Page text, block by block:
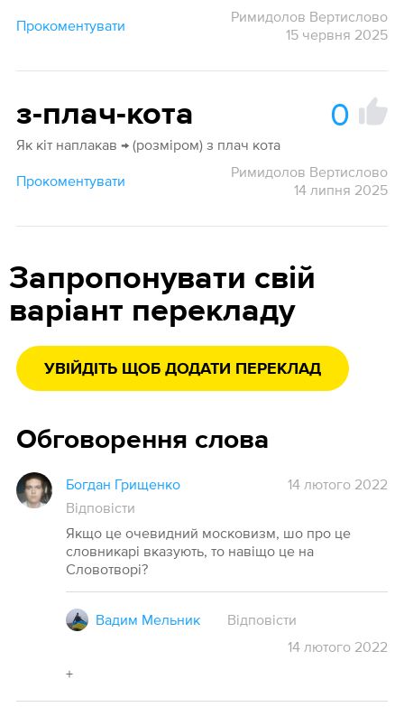
Прокоментувати
Римидолов Вертислово
15 червня 2025
з-плач-кота 0
Як кіт наплакав → (розміром) з плач кота
Прокоментувати
Римидолов Вертислово
14 липня 2025
Запропонувати свій
варіант перекладу
УВІЙДІТЬ ЩОБ ДОДАТИ ПЕРЕКЛАД
Обговорення слова
Богдан Грищенко
14 лютого 2022
Відповісти
Якщо це очевидний московизм, шо про це
словникарі вказують, то навіщо це на
Словотворі?
Вадим Мельник
Відповісти
14 лютого 2022
+